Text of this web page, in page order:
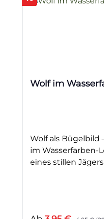
Wolf im
Wolf als Bügelbild
im Wasserfarben-
eines stillen